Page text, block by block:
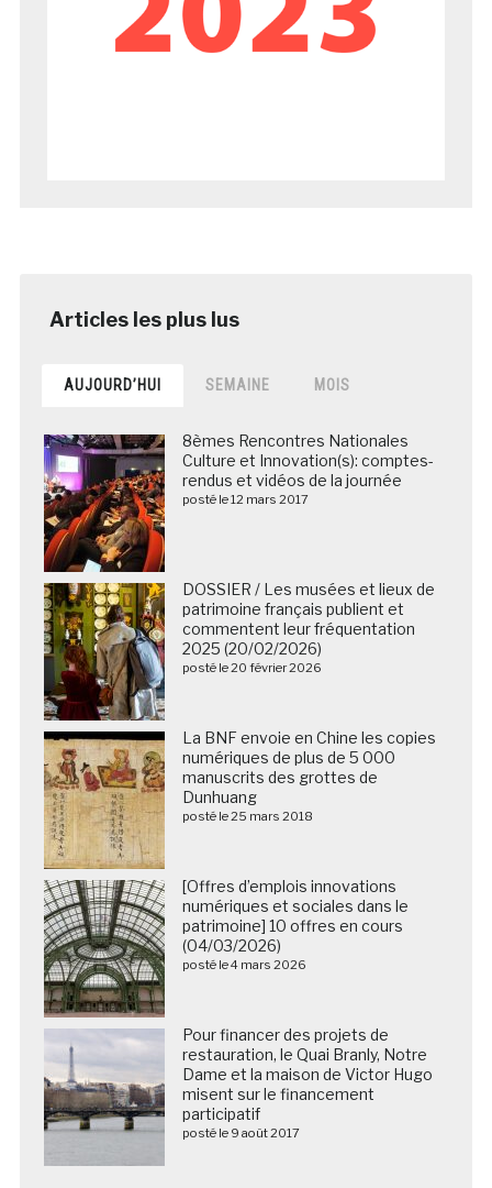
AUJOURD’HUI SEMAINE MOIS
8èmes Rencontres Nationales
Culture et Innovation(s): comptes-
rendus et vidéos de la journée
posté le 12 mars 2017
DOSSIER / Les musées et lieux de
patrimoine français publient et
commentent leur fréquentation
2025 (20/02/2026)
posté le 20 février 2026
La BNF envoie en Chine les copies
numériques de plus de 5 000
manuscrits des grottes de
Dunhuang
posté le 25 mars 2018
[Offres d’emplois innovations
numériques et sociales dans le
patrimoine] 10 offres en cours
(04/03/2026)
posté le 4 mars 2026
Pour financer des projets de
restauration, le Quai Branly, Notre
Dame et la maison de Victor Hugo
misent sur le financement
participatif
posté le 9 août 2017